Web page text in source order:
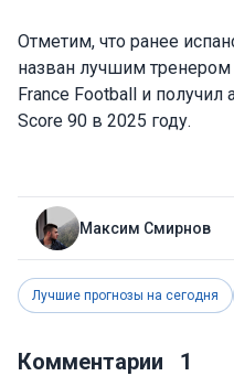
Отметим, что ранее
назван лучшим
France Football и получил
Score 90 в 2025 году.
Максим Смирнов
Лучшие прогнозы на сегодня
Комментарии 1